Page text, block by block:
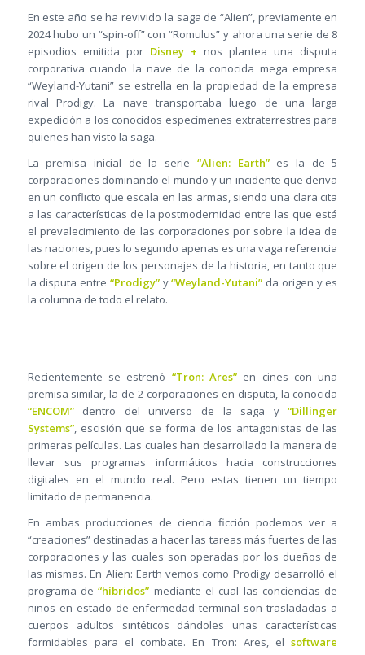
En este año se ha revivido la saga de “Alien”, previamente en
2024 hubo un “spin-off” con “Romulus” y ahora una serie de 8
episodios emitida por Disney + nos plantea una disputa
corporativa cuando la nave de la conocida mega empresa
“Weyland-Yutani” se estrella en la propiedad de la empresa
rival Prodigy. La nave transportaba luego de una larga
expedición a los conocidos especímenes extraterrestres para
quienes han visto la saga.
La premisa inicial de la serie “Alien: Earth”es la de 5
corporaciones dominando el mundo y un incidente que deriva
en un conflicto que escala en las armas, siendo una clara cita
a las características de la postmodernidad entre las que está
el prevalecimiento de las corporaciones por sobre la idea de
las naciones, pues lo segundo apenas es una vaga referencia
sobre el origen de los personajes de la historia, en tanto que
la disputa entre “Prodigy”y“Weyland-Yutani” da origen y es
la columna de todo el relato.
Recientemente se estrenó “Tron: Ares” en cines con una
premisa similar, la de 2 corporaciones en disputa, la conocida
“ENCOM”dentro del universo de la saga y“Dillinger
Systems”, escisión que se forma de los antagonistas de las
primeras películas. Las cuales han desarrollado la manera de
llevar sus programas informáticos hacia construcciones
digitales en el mundo real. Pero estas tienen un tiempo
limitado de permanencia.
En ambas producciones de ciencia ficción podemos ver a
“creaciones” destinadas a hacer las tareas más fuertes de las
corporaciones y las cuales son operadas por los dueños de
las mismas. En Alien: Earth vemos como Prodigy desarrolló el
programa de“híbridos” mediante el cual las conciencias de
niños en estado de enfermedad terminal son trasladadas a
cuerpos adultos sintéticos dándoles unas características
formidables para el combate. En Tron: Ares, elsoftware